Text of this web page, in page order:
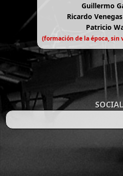
Guillermo
Ricardo
Patricio
(formación de la época, sin
SOCIAL